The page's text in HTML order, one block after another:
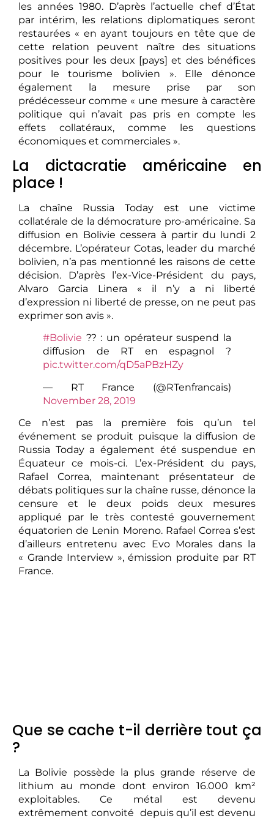
les années 1980. D’après l’actuelle chef d’État
par intérim, les relations diplomatiques seront
restaurées « en ayant toujours en tête que de
cette relation peuvent naître des situations
positives pour les deux [pays] et des bénéfices
pour le tourisme bolivien ». Elle dénonce
également la mesure prise par son
prédécesseur comme « une mesure à caractère
politique qui n’avait pas pris en compte les
effets collatéraux, comme les questions
économiques et commerciales ».
La dictacratie américaine en
place !
La chaîne Russia Today est une victime
collatérale de la démocrature pro-américaine. Sa
diffusion en Bolivie cessera à partir du lundi 2
décembre. L’opérateur Cotas, leader du marché
bolivien, n’a pas mentionné les raisons de cette
décision. D’après l’ex-Vice-Président du pays,
Alvaro Garcia Linera « il n’y a ni liberté
d’expression ni liberté de presse, on ne peut pas
exprimer son avis ».
#Bolivie ?? : un opérateur suspend la
diffusion de RT en espagnol ?
pic.twitter.com/qD5aPBzHZy
— RT France (@RTenfrancais)
November 28, 2019
Ce n’est pas la première fois qu’un tel
événement se produit puisque la diffusion de
Russia Today a également été suspendue en
Équateur ce mois-ci. L’ex-Président du pays,
Rafael Correa, maintenant présentateur de
débats politiques sur la chaîne russe, dénonce la
censure et le deux poids deux mesures
appliqué par le très contesté gouvernement
équatorien de Lenin Moreno. Rafael Correa s’est
d’ailleurs entretenu avec Evo Morales dans la
« Grande Interview », émission produite par RT
France.
Que se cache t-il derrière tout ça
?
La Bolivie possède la plus grande réserve de
lithium au monde dont environ 16.000 km²
exploitables. Ce métal est devenu
extrêmement convoité depuis qu’il est devenu